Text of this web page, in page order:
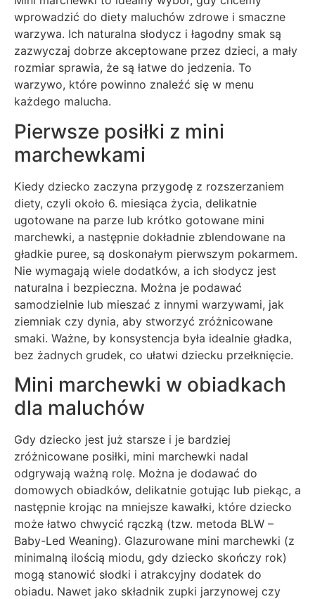
wprowadzić do diety maluchów zdrowe i smaczne
warzywa. Ich naturalna słodycz i łagodny smak są
zazwyczaj dobrze akceptowane przez dzieci, a mały
rozmiar sprawia, że są łatwe do jedzenia. To
warzywo, które powinno znaleźć się w menu
każdego malucha.
Pierwsze posiłki z mini
marchewkami
Kiedy dziecko zaczyna przygodę z rozszerzaniem
diety, czyli około 6. miesiąca życia, delikatnie
ugotowane na parze lub krótko gotowane mini
marchewki, a następnie dokładnie zblendowane na
gładkie puree, są doskonałym pierwszym pokarmem.
Nie wymagają wiele dodatków, a ich słodycz jest
naturalna i bezpieczna. Można je podawać
samodzielnie lub mieszać z innymi warzywami, jak
ziemniak czy dynia, aby stworzyć zróżnicowane
smaki. Ważne, by konsystencja była idealnie gładka,
bez żadnych grudek, co ułatwi dziecku przełknięcie.
Mini marchewki w obiadkach
dla maluchów
Gdy dziecko jest już starsze i je bardziej
zróżnicowane posiłki, mini marchewki nadal
odgrywają ważną rolę. Można je dodawać do
domowych obiadków, delikatnie gotując lub piekąc, a
następnie krojąc na mniejsze kawałki, które dziecko
może łatwo chwycić rączką (tzw. metoda BLW –
Baby-Led Weaning). Glazurowane mini marchewki (z
minimalną ilością miodu, gdy dziecko skończy rok)
mogą stanowić słodki i atrakcyjny dodatek do
obiadu. Nawet jako składnik zupki jarzynowej czy